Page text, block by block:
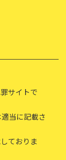
サイトで
当に記載さ
ておりま